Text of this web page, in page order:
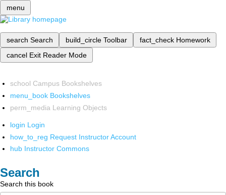
menu
search Search build_circle Toolbar fact_check Homework
cancel Exit Reader Mode
school Campus Bookshelves
menu_book Bookshelves
perm_media Learning Objects
login Login
how_to_reg Request Instructor Account
hub Instructor Commons
Search
Search this book